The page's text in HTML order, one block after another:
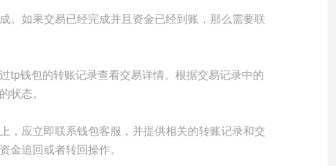
。如果交易已经完成并且资金已经到账，那么需要联
tp钱包的转账记录查看交易详情。根据交易记录中的
状态。
，应立即联系钱包客服，并提供相关的转账记录和交
金追回或者转回操作。